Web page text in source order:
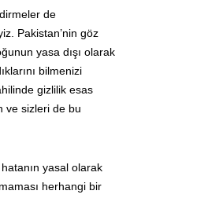
de
Pakistan’nin göz
yasa dışı olarak
bilmenizi
gizlilik esas
ve sizleri de bu
yasal olarak
herhangi bir